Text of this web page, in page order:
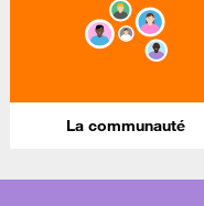
La communauté